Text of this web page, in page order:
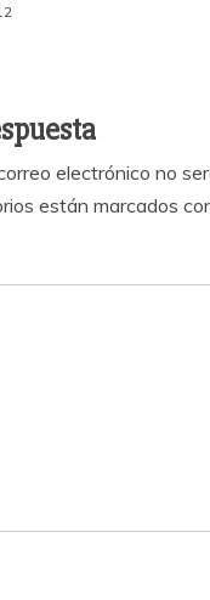
electrónico no
están marcados